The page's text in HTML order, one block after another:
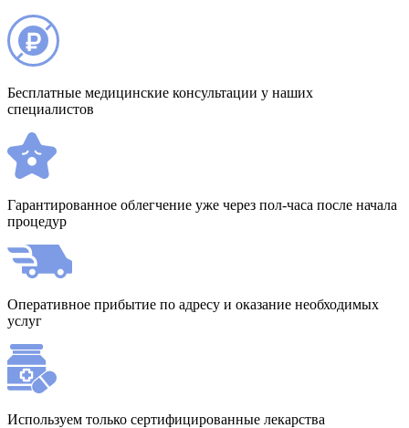
Бесплатные медицинские консультации у наших
специалистов
Гарантированное облегчение уже через пол-часа после начала
процедур
Оперативное прибытие по адресу и оказание необходимых
услуг
Используем только сертифицированные лекарства